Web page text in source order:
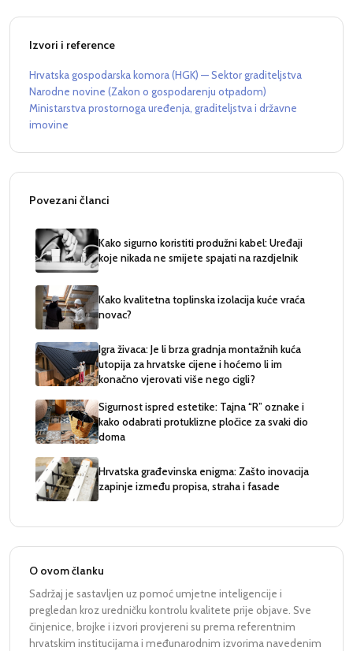
Izvori i reference
Hrvatska gospodarska komora (HGK) — Sektor graditeljstva
Narodne novine (Zakon o gospodarenju otpadom)
Ministarstva prostornoga uređenja, graditeljstva i državne
imovine
Povezani članci
Kako sigurno koristiti produžni kabel: Uređaji
koje nikada ne smijete spajati na razdjelnik
Kako kvalitetna toplinska izolacija kuće vraća
novac?
Igra živaca: Je li brza gradnja montažnih kuća
utopija za hrvatske cijene i hoćemo li im
konačno vjerovati više nego cigli?
Sigurnost ispred estetike: Tajna “R” oznake i
kako odabrati protuklizne pločice za svaki dio
doma
Hrvatska građevinska enigma: Zašto inovacija
zapinje između propisa, straha i fasade
O ovom članku
Sadržaj je sastavljen uz pomoć umjetne inteligencije i
pregledan kroz uredničku kontrolu kvalitete prije objave. Sve
činjenice, brojke i izvori provjereni su prema referentnim
hrvatskim institucijama i međunarodnim izvorima navedenim